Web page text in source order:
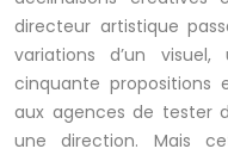
directeur artistique
variations d’un
cinquante propositions
aux agences de tester
une direction. Mais